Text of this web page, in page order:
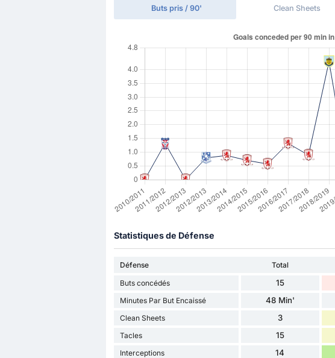
Buts pris / 90' Clean Sheets
Statistiques de Défense
Défense Total
Buts concédés
15
Minutes Par But Encaissé 48 Min'
Clean Sheets 3
Tacles 15
Interceptions 14